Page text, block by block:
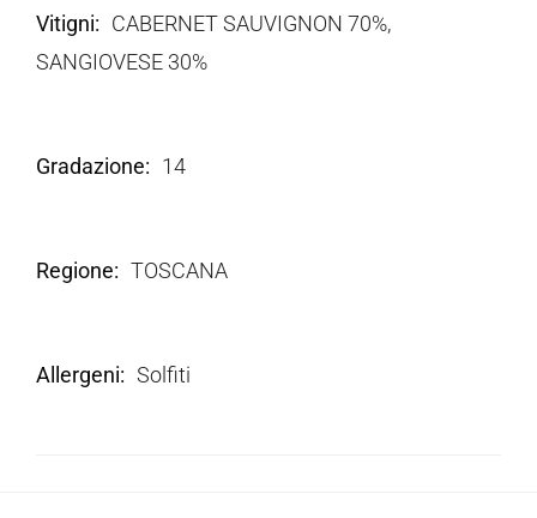
Vitigni
CABERNET SAUVIGNON 70%,
SANGIOVESE 30%
Gradazione 14
Regione TOSCANA
Allergeni Solfiti